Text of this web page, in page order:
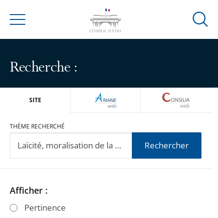
Menu
Ouvrir
Recherche :
SITE ARIANEWEB
THÈME RECHERCHÉ
Rechercher
Passer
les
Passer
les
Afficher :
Pertinence